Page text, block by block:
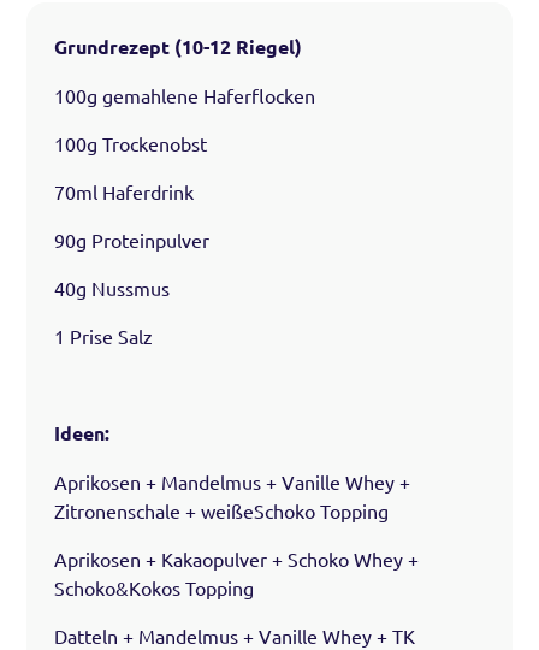
Grundrezept (10-12 Riegel)
100g gemahlene Haferflocken
100g Trockenobst
70ml Haferdrink
90g Proteinpulver
40g Nussmus
1 Prise Salz
Ideen:
Aprikosen + Mandelmus + Vanille Whey +
Zitronenschale + weißeSchoko Topping
Aprikosen + Kakaopulver + Schoko Whey +
Schoko&Kokos Topping
Datteln + Mandelmus + Vanille Whey + TK